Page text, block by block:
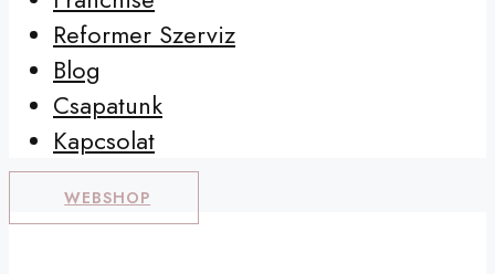
Reformer Szerviz
Blog
Csapatunk
Kapcsolat
WEBSHOP